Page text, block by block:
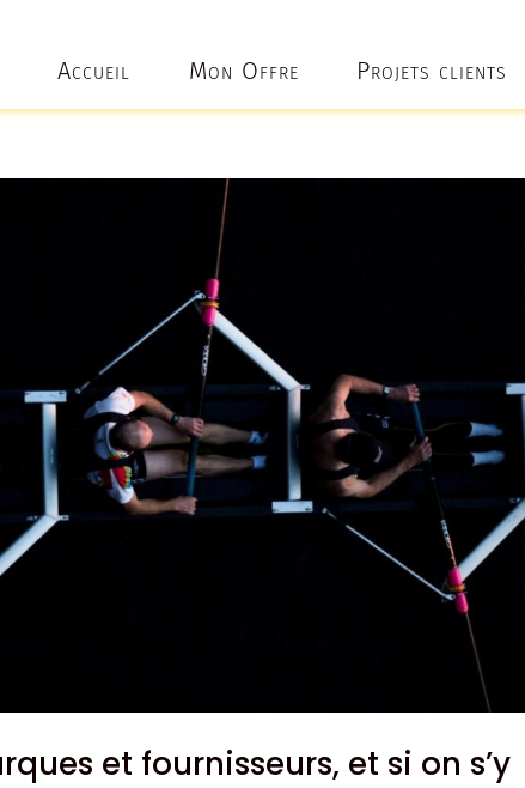
Accueil Mon Offre Projets clients
et fournisseurs, et si on s’y